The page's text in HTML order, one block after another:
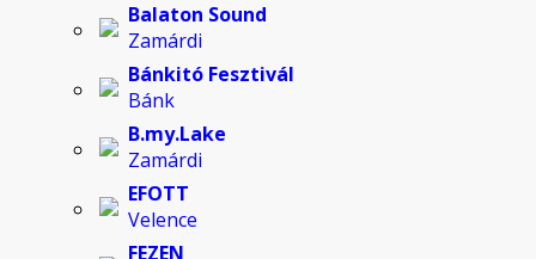
Balaton Sound
Zamárdi
Bánkitó Fesztivál
Bánk
B.my.Lake
Zamárdi
EFOTT
Velence
FEZEN